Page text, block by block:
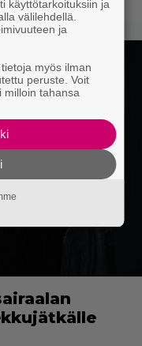
käyttötarkoituksiin ja
välilehdellä.
ja
myös ilman
peruste. Voit
milloin tahansa